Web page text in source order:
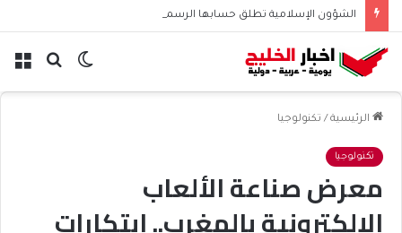
بحث الوضع
الرئيسية / تكنولوجيا
تكنولوجيا
معرض صناعة الألعاب
الإلكترونية بالمغرب.. ابتكارات